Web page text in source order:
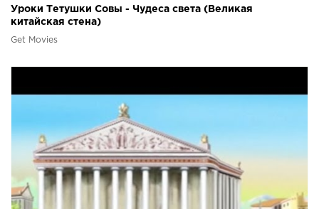
Уроки Тетушки Совы - Чудеса света (Великая
китайская стена)
Get Movies